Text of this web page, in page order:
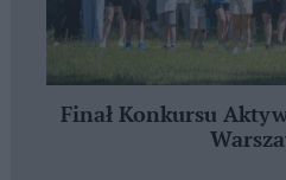
Finał Konkursu